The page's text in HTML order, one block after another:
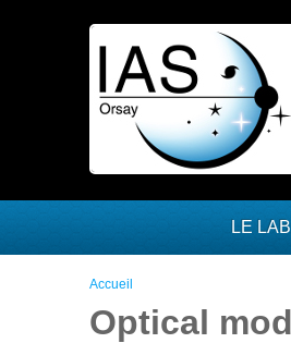
LE
Vous êtes ici
Accueil
Optical